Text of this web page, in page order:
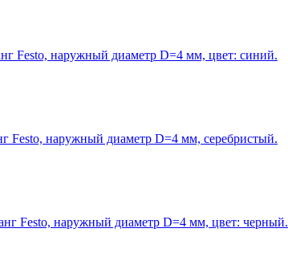
Festo, наружный диаметр D=4 мм, цвет: синий.
Festo, наружный диаметр D=4 мм, серебристый.
Festo, наружный диаметр D=4 мм, цвет: черный.